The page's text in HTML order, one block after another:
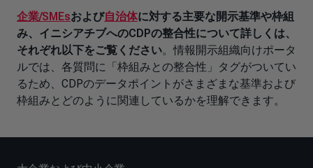
企業/SMEsおよび自治体に対する主要な開示基準や枠組
み、イニシアチブへのCDPの整合性について詳しくは、
それぞれ以下をご覧ください。情報開示組織向けポータ
ルでは、各質問に「枠組みとの整合性」タグがついてい
るため、CDPのデータポイントがさまざまな基準および
枠組みとどのように関連しているかを理解できます。